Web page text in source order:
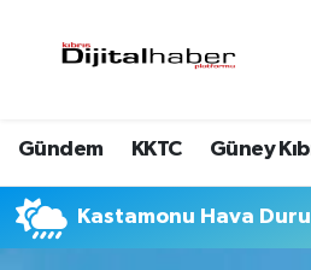
Gündem KKTC Güney
Kastamonu Hava
Trafik Durumu
Süper Lig Puan Durumu